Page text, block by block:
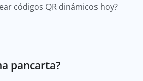
códigos QR dinámicos hoy?
pancarta?